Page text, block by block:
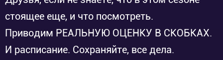
стоящее еще, и что посмотреть.
Приводим РЕАЛЬНУЮ ОЦЕНКУ В СКОБКАХ.
И расписание. Сохраняйте, все дела.